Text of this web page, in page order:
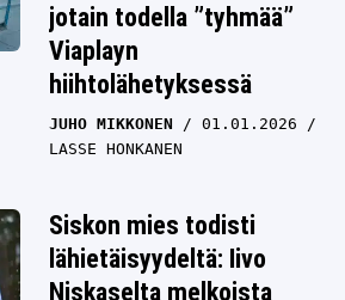
jotain todella ”tyhmää”
Viaplayn
hiihtolähetyksessä
JUHO MIKKONEN
01.01.2026
LASSE HONKANEN
Siskon mies todisti
lähietäisyydeltä: Iivo
Niskaselta melkoista